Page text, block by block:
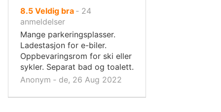
8.5av
10,
Veldig bra ‐ 24
anmeldelser
Mange parkeringsplasser.
Ladestasjon for e-biler.
Oppbevaringsrom for ski eller
sykler. Separat bad og toalett.
Anonym ‐ de, 26 Aug 2022